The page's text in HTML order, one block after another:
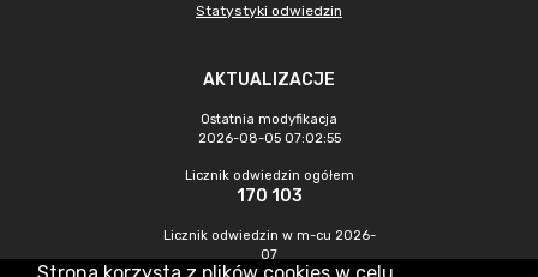
Statystyki odwiedzin
AKTUALIZACJE
Ostatnia modyfikacja
2026-08-05 07:02:55
Licznik odwiedzin ogółem
170 103
Licznik odwiedzin w m-cu 2026-
07